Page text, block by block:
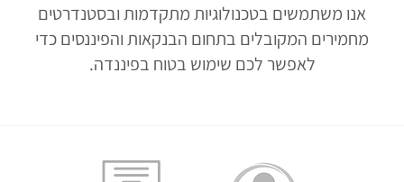
אנו משתמשים בטכנולוגיות מתקדמות ובסטנדרטים
מחמירים המקובלים בתחום הבנקאות והפיננסים כדי
לאפשר לכם שימוש בטוח בפיננדה.